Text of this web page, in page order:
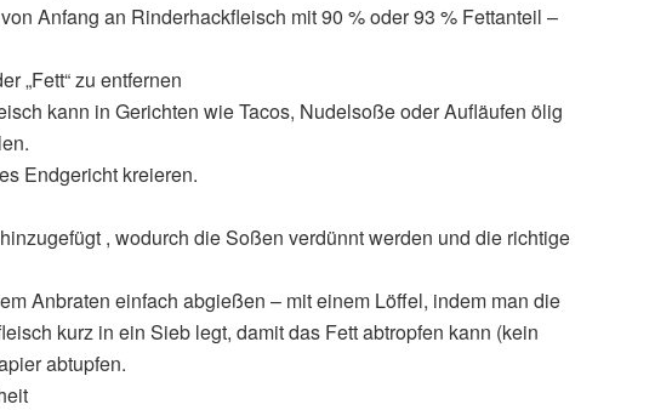
Anfang an Rinderhackfleisch mit 90 % oder 93 % Fettanteil –
„Fett“ zu entfernen
kann in Gerichten wie Tacos, Nudelsoße oder Aufläufen ölig
Endgericht kreieren.
, wodurch die Soßen verdünnt werden und die richtige
Anbraten einfach abgießen – mit einem Löffel, indem man die
kurz in ein Sieb legt, damit das Fett abtropfen kann (kein
abtupfen.